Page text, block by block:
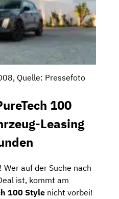
Quelle: Pressefoto
100
Leasing
auf der Suche nach
ist, kommt am
100 Style nicht vorbei!